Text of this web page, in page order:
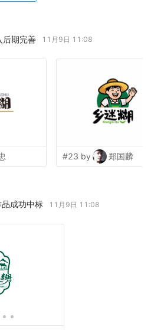
后期完善 11月9日 11:08
#23 by 郑国麟
品成功中标 11月9日 11:08